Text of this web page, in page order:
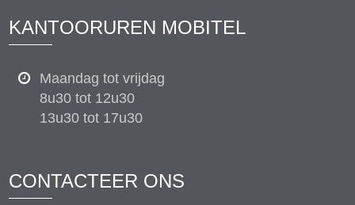
KANTOORUREN MOBITEL
Maandag tot vrijdag
8u30 tot 12u30
13u30 tot 17u30
CONTACTEER ONS